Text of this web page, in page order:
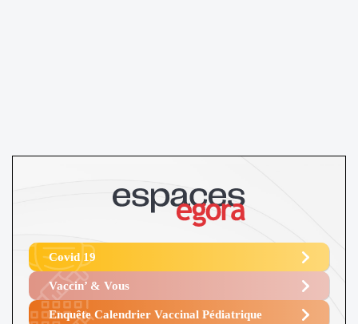
Covid 19
Vaccin’ & Vous
Enquête Calendrier Vaccinal Pédiatrique